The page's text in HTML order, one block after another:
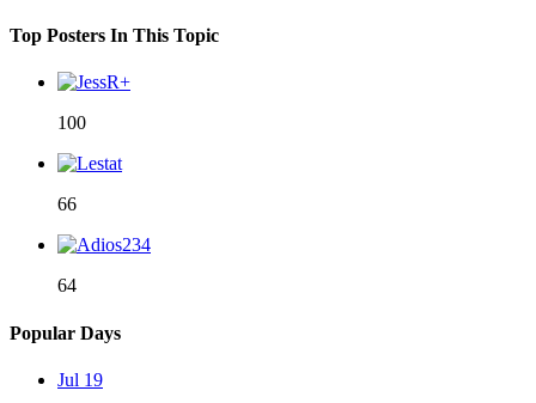
Top Posters In This Topic
100
66
64
Popular Days
Jul 19